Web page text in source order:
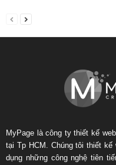
MyPage là công ty thiết kế
tại Tp HCM. Chúng tôi thiết
dụng những công nghệ tiên